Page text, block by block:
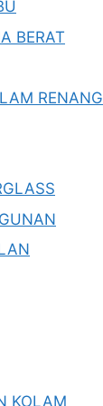
BERAT
RENANG
KOLAM